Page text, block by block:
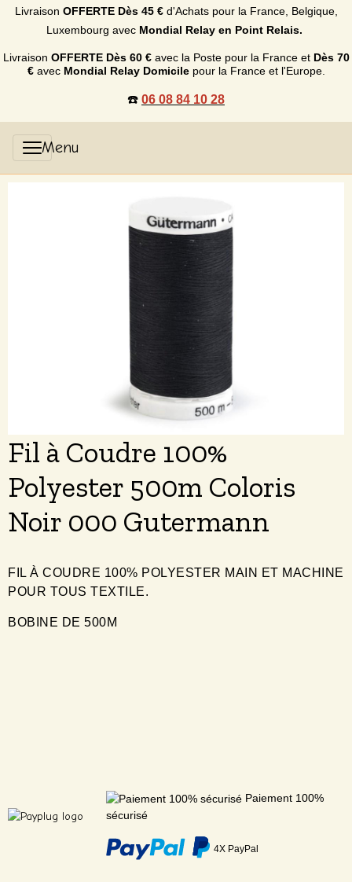
Livraison OFFERTE Dès 45 €d'Achats pour la France, Belgique,
Luxembourg avec Mondial Relay en Point Relais.
Livraison OFFERTE Dès 60 €avec la Poste pour la France et Dès 70
€avec Mondial Relay Domicilepour la France et l'Europe.
☎️ 06 08 84 10 28
Fil à Coudre 100%
Polyester 500m Coloris
Noir 000 Gutermann
FIL À COUDRE 100% POLYESTER MAIN ET MACHINE
POUR TOUS TEXTILE.
BOBINE DE 500M
Paiement 100%
sécurisé
4X PayPal